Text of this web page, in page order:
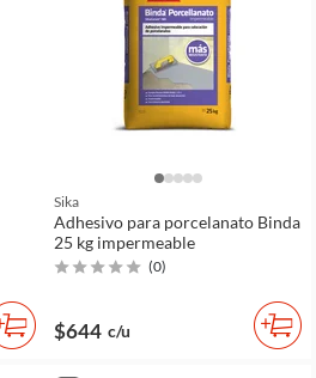
Sika
Adhesivo para porcelanato Binda
25 kg impermeable
(0)
$644 c/u